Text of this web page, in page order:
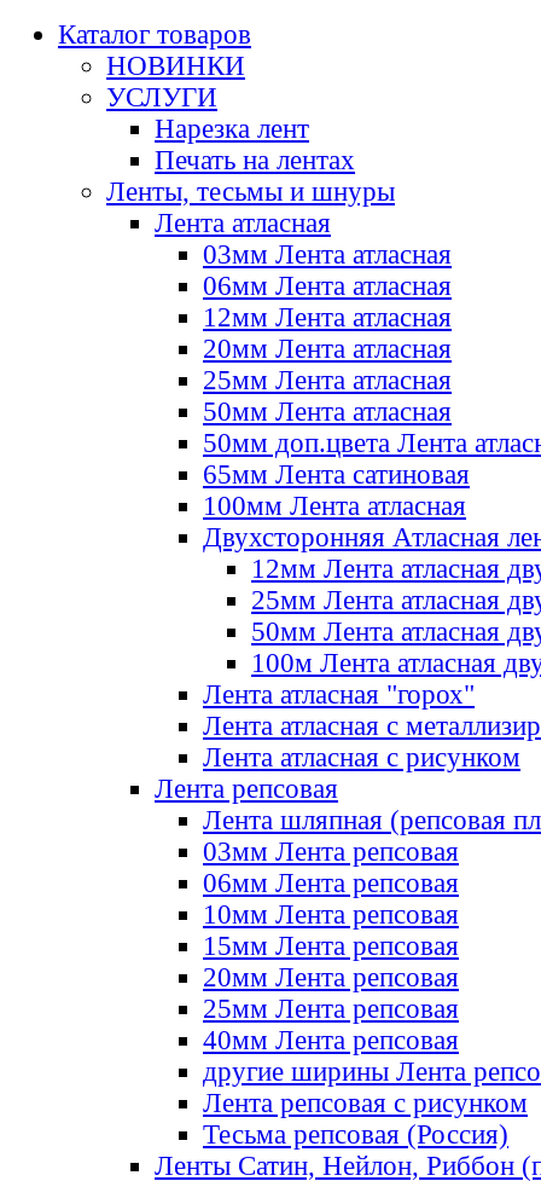
Каталог товаров
НОВИНКИ
УСЛУГИ
Нарезка лент
Печать на лентах
Ленты, тесьмы и шнуры
Лента атласная
03мм Лента атласная
06мм Лента атласная
12мм Лента атласная
20мм Лента атласная
25мм Лента атласная
50мм Лента атласная
50мм доп.цвета Лента
65мм Лента сатиновая
100мм Лента атласная
Двухсторонняя Атласная
12мм Лента атласная
25мм Лента атласная
50мм Лента атласная
100м Лента атласная
Лента атласная "горох"
Лента атласная с
Лента атласная с рисунком
Лента репсовая
Лента шляпная (репсовая
03мм Лента репсовая
06мм Лента репсовая
10мм Лента репсовая
15мм Лента репсовая
20мм Лента репсовая
25мм Лента репсовая
40мм Лента репсовая
другие ширины Лента
Лента репсовая с рисунком
Тесьма репсовая (Россия)
Ленты Сатин, Нейлон, Риббон